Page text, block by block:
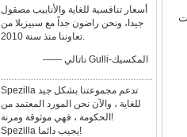
أسعار تنافسية للغاية والأنابيب مصقول
جيدا، ونحن راضون جداً مع سبيزيلا من
تعاوننا منذ سنة 2010.
—— ناتالي Gulli-المكسيك
Spezilla تدعم مجموعتنا بشكل جيد
للغاية ، والآن نحن المورد المعتمد من
الحكومة ، فهي موثوقة ومرنة!
Spezilla يجيب دائما!